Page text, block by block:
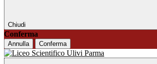
Chiudi
Conferma
Annulla Conferma